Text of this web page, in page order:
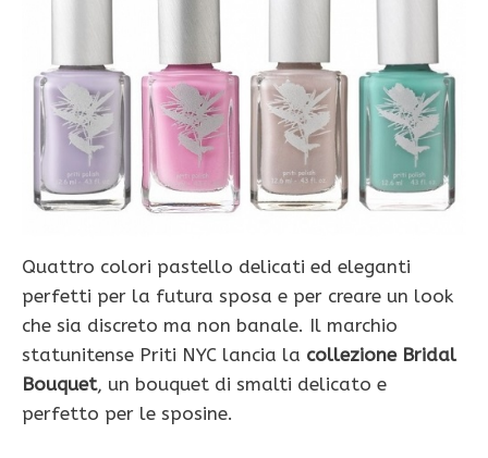
Quattro colori pastello delicati ed eleganti
perfetti per la futura sposa e per creare un look
che sia discreto ma non banale. Il marchio
statunitense Priti NYC lancia la collezione Bridal
Bouquet, un bouquet di smalti delicato e
perfetto per le sposine.